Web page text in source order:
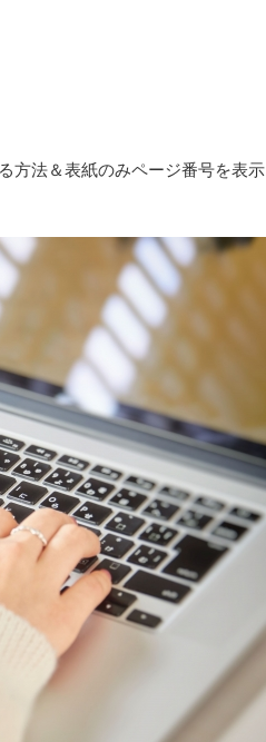
方法＆表紙のみページ番号を表示